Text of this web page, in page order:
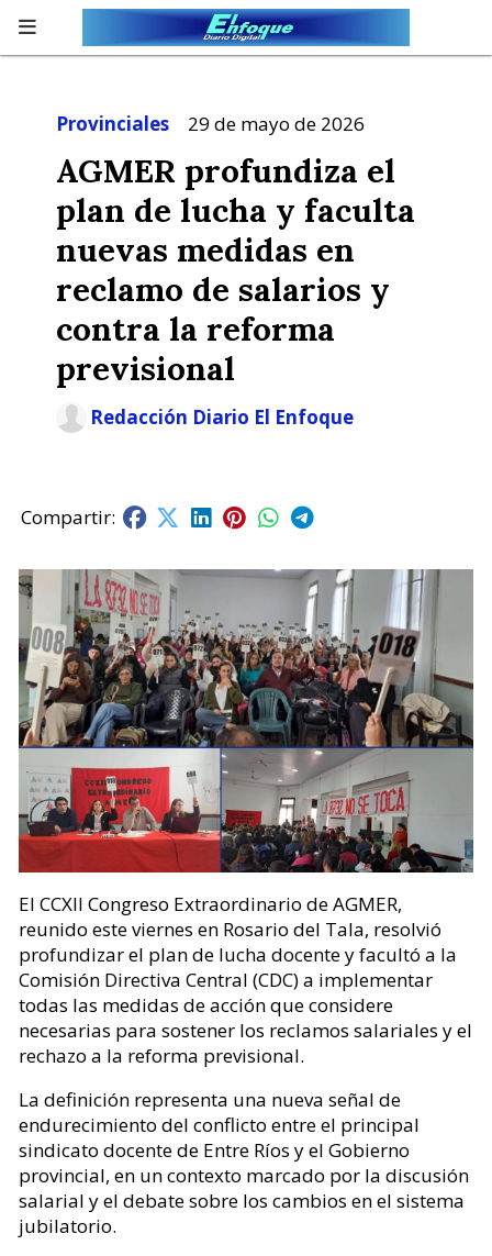
AGMER profundiza el
plan de lucha y faculta
nuevas medidas en
reclamo de salarios y
contra la reforma
previsional
Provinciales 29 de mayo de 2026
Redacción Diario El Enfoque
El CCXII Congreso Extraordinario de AGMER,
reunido este viernes en Rosario del Tala, resolvió
profundizar el plan de lucha docente y facultó a la
Comisión Directiva Central (CDC) a implementar
todas las medidas de acción que considere
necesarias para sostener los reclamos salariales y el
rechazo a la reforma previsional.
La definición representa una nueva señal de
endurecimiento del conflicto entre el principal
sindicato docente de Entre Ríos y el Gobierno
provincial, en un contexto marcado por la discusión
salarial y el debate sobre los cambios en el sistema
jubilatorio.